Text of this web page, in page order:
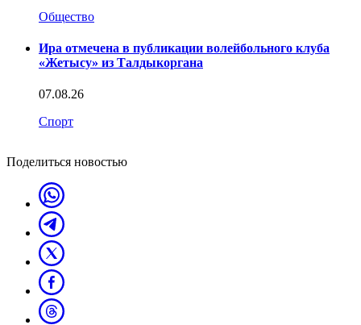
Общество
Ира отмечена в публикации волейбольного клуба
«Жетысу» из Талдыкоргана
07.08.26
Спорт
Поделиться новостью